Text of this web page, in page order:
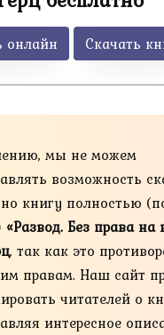
онлайн Скачать
мы не можем
возможность
книгу полностью
«Развод. Без права на
, так как это
правам. Наш сайт
читателей о
интересное